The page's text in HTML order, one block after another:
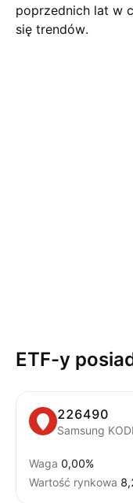
poprzednich lat w
się trendów.
ETF-y
226490
Waga 0,00%
Wartość rynkowa